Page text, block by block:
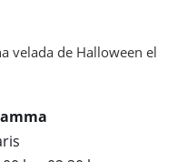
velada de Halloween el